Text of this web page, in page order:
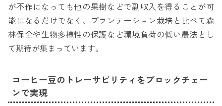
が不作になっても他の果樹などで副収入を得ることが可
能になるだけでなく、プランテーション栽培と比べて森
林保全や生物多様性の保護など環境負荷の低い農法とし
て期待が集まっています。
コーヒー豆のトレーサビリティをブロックチェー
ンで実現